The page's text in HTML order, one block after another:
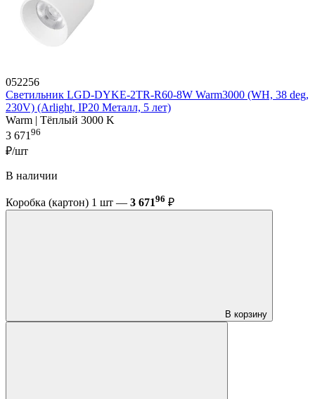
052256
Светильник LGD-DYKE-2TR-R60-8W Warm3000 (WH, 38 deg,
230V) (Arlight, IP20 Металл, 5 лет)
Warm | Тёплый 3000 K
3 67196
₽/шт
В наличии
Коробка (картон) 1 шт — 3 67196 ₽
В корзину